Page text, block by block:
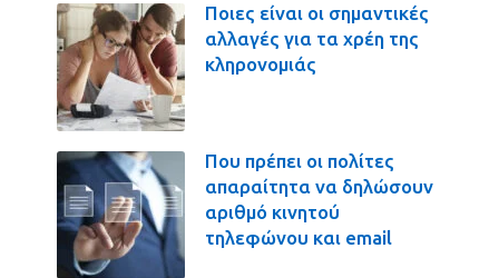
Ποιες είναι οι σημαντικές
αλλαγές για τα χρέη της
κληρονομιάς
Που πρέπει οι πολίτες
απαραίτητα να δηλώσουν
αριθμό κινητού
τηλεφώνου και email